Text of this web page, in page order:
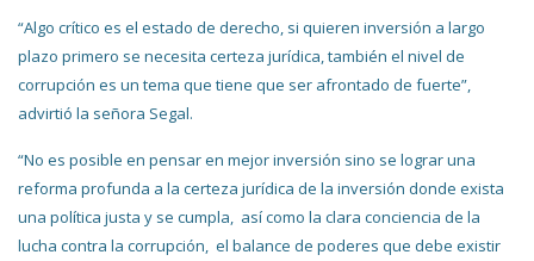
“Algo crítico es el estado de derecho, si quieren inversión a largo
plazo primero se necesita certeza jurídica, también el nivel de
corrupción es un tema que tiene que ser afrontado de fuerte”,
advirtió la señora Segal.
“No es posible en pensar en mejor inversión sino se lograr una
reforma profunda a la certeza jurídica de la inversión donde exista
una política justa y se cumpla, así como la clara conciencia de la
lucha contra la corrupción, el balance de poderes que debe existir